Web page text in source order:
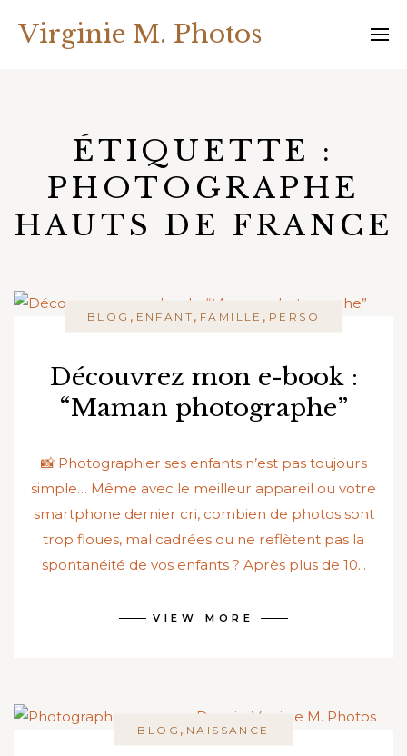
Virginie M. Photos
ÉTIQUETTE :
PHOTOGRAPHE
HAUTS DE FRANCE
BLOG , ENFANT , FAMILLE , PERSO
Découvrez mon e-book :
“Maman photographe”
📸 Photographier ses enfants n’est pas toujours
simple… Même avec le meilleur appareil ou votre
smartphone dernier cri, combien de photos sont
trop floues, mal cadrées ou ne reflètent pas la
spontanéité de vos enfants ? Après plus de 10...
VIEW MORE
BLOG , NAISSANCE